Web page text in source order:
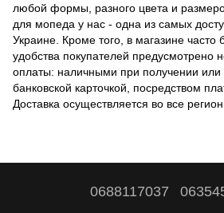
любой формы, разного цвета и
для мопеда у нас - одна из самых
Украине. Кроме того, в магазине часто
удобства покупателей предусмотрено
оплаты: наличными при получении или
банковской карточкой, посредством
Доставка осуществляется во все
0688117037